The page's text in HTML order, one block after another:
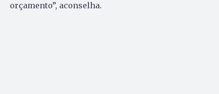
orçamento”, aconselha.